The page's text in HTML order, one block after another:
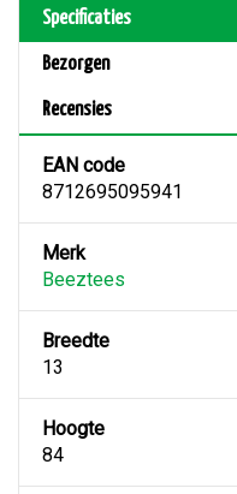
Specificaties
Bezorgen
Recensies
EAN code
8712695095941
Merk
Beeztees
Breedte
13
Hoogte
84